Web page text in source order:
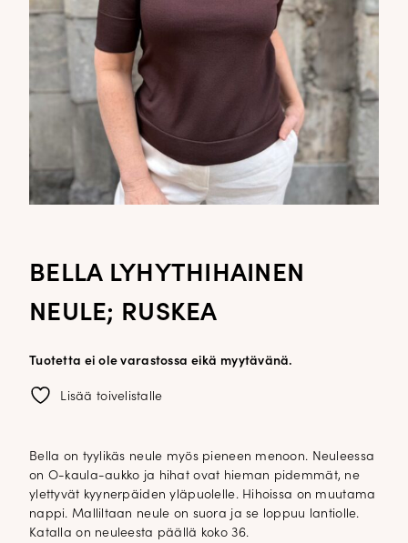
BELLA LYHYTHIHAINEN
NEULE; RUSKEA
Tuotetta ei ole varastossa eikä myytävänä.
Lisää toivelistalle
Bella on tyylikäs neule myös pieneen menoon. Neuleessa
on O-kaula-aukko ja hihat ovat hieman pidemmät, ne
ylettyvät kyynerpäiden yläpuolelle. Hihoissa on muutama
nappi. Malliltaan neule on suora ja se loppuu lantiolle.
Katalla on neuleesta päällä koko 36.